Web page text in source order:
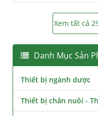
Xem tất cả
Danh Mục Sản
Thiết bị ngành dược
Thiết bị chăn nuôi -